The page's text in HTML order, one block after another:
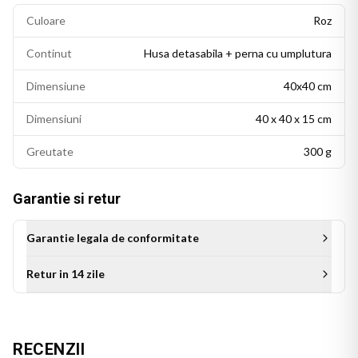
Aceasta perna personalizata este cadoul ideal pentru sora de
loc special in camera ei si va aminti mereu de momentul in
Culoare Roz
Continut Husa detasabila + perna cu umplutura
Dimensiune 40x40 cm
Dimensiuni 40 x 40 x 15 cm
Greutate 300 g
Garantie si retur
Garantie legala de conformitate
Retur in 14 zile
RECENZII